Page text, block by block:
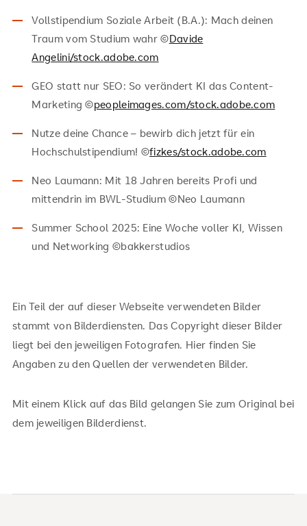
Vollstipendium Soziale Arbeit (B.A.): Mach deinen
Traum vom Studium wahr ©Davide
Angelini/stock.adobe.com
GEO statt nur SEO: So verändert KI das Content-
Marketing ©peopleimages.com/stock.adobe.com
Nutze deine Chance – bewirb dich jetzt für ein
Hochschulstipendium! ©fizkes/stock.adobe.com
Neo Laumann: Mit 18 Jahren bereits Profi und
mittendrin im BWL-Studium ©Neo Laumann
Summer School 2025: Eine Woche voller KI, Wissen
und Networking ©bakkerstudios
Ein Teil der auf dieser Webseite verwendeten Bilder
stammt von Bilderdiensten. Das Copyright dieser Bilder
liegt bei den jeweiligen Fotografen. Hier finden Sie
Angaben zu den Quellen der verwendeten Bilder.
Mit einem Klick auf das Bild gelangen Sie zum Original bei
dem jeweiligen Bilderdienst.